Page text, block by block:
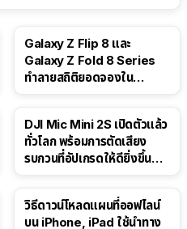
Galaxy Z Flip 8 และ
Galaxy Z Fold 8 Series
ทำลายสถิติยอดจองใน
DJI Mic Mini 2S เปิดตัวแล้ว
ทั่วโลก พร้อมการตัดเสียง
รบกวนที่อัปเกรดให้ดียิ่งขึ้น
วิธีดาวน์โหลดแผนที่ออฟไลน์
บน iPhone, iPad ใช้นำทาง